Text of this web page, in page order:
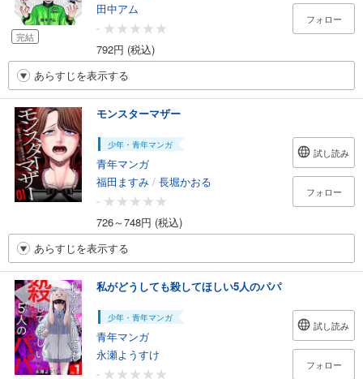
完結
田中アム
-
792円 (税込)
フォロー
あらすじを表示する
モンスターマザー
少年・青年マンガ
青年マンガ
福田ますみ / 長堀かおる
-
726～748円 (税込)
試し読み
フォロー
あらすじを表示する
私がどうしても殺してほしい5人のパパ
少年・青年マンガ
青年マンガ
永瀬ようすけ
-
試し読み
フォロー